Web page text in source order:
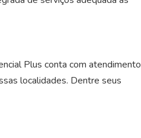
Plus conta com atendimento
localidades. Dentre seus